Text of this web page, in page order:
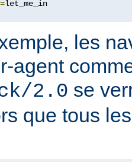
=
les
agent
2.0 se
que tous